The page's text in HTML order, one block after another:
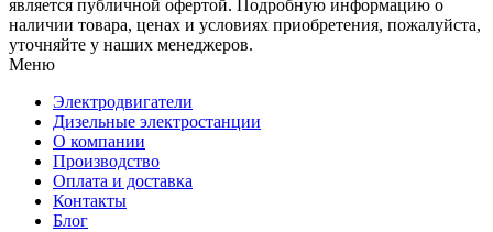
является публичной офертой. Подробную информацию о
наличии товара, ценах и условиях приобретения, пожалуйста,
уточняйте у наших менеджеров.
Меню
Электродвигатели
Дизельные электростанции
О компании
Производство
Оплата и доставка
Контакты
Блог